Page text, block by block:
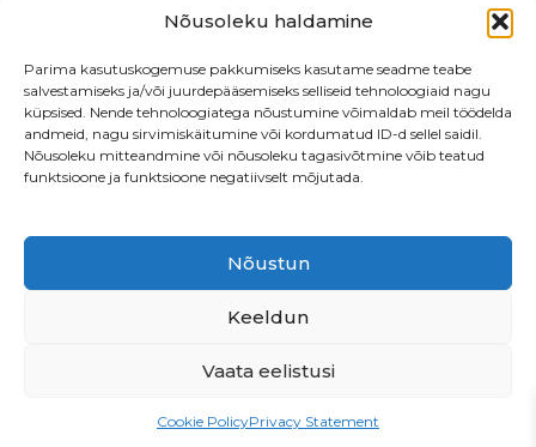
Nõusoleku haldamine
Parima kasutuskogemuse pakkumiseks kasutame seadme teabe
salvestamiseks ja/või juurdepääsemiseks selliseid tehnoloogiaid nagu
küpsised. Nende tehnoloogiatega nõustumine võimaldab meil töödelda
andmeid, nagu sirvimiskäitumine või kordumatud ID-d sellel saidil.
Nõusoleku mitteandmine või nõusoleku tagasivõtmine võib teatud
funktsioone ja funktsioone negatiivselt mõjutada.
Nõustun
Keeldun
Vaata eelistusi
Cookie PolicyPrivacy Statement
EE547700771003878513
MÜÜGITINGIMUSED
TÖÖPAKKUMINE! ETTEPANEKUD